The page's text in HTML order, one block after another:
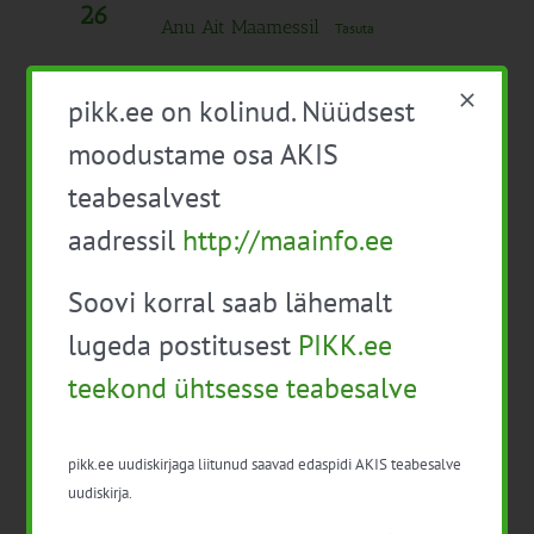
26 Anu Ait Maamessil Tasuta
august 2025
15
09:00-17:00
innovatsioonialale! KONKURSI KUTSE
Tasuta – €400.00
E
25
13:00 -14:30
Vebinar “EIP-AGRI rahvusvaheline
koostöö”
E
pikk.ee on kolinud. Nüüdsest
moodustame osa AKIS
teabesalvest
aadressil http://maainfo.ee
Soovi korral saab lähemalt
lugeda postitusest PIKK.ee
teekond ühtsesse teabesalve
pikk.ee uudiskirjaga liitunud saavad edaspidi AKIS teabesalve
uudiskirja.